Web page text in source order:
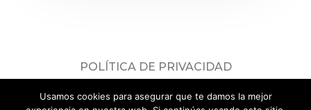
POLÍTICA DE PRIVACIDAD
Consulta nuestrapolítica de privacidad.
Usamos cookies para asegurar que te damos la mejor